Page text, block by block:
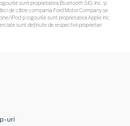
sunt proprietatea Bluetooth SIG, Inc. și
de către compania Ford Motor Company se
iPod și logourile sunt proprietatea Apple Inc.
sunt deținute de respectivii proprietari
uri